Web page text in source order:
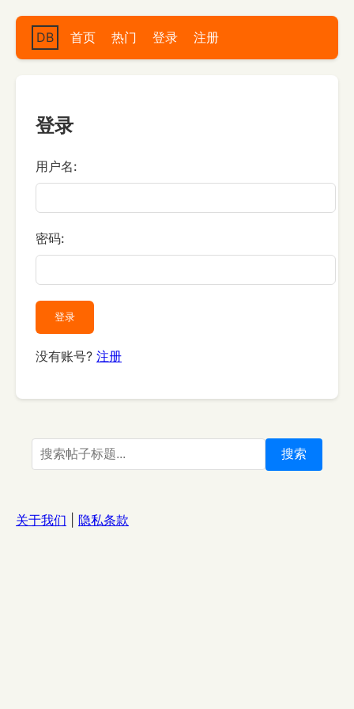
DB 首页 热门 登录 注册
登录
用户名:
密码:
登录
没有账号? 注册
搜索
关于我们 隐私条款